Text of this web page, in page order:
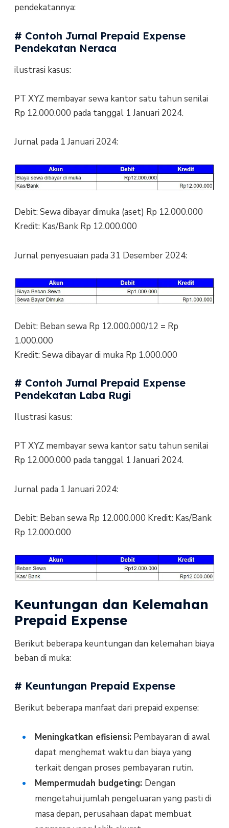
pendekatannya:
# Contoh Jurnal Prepaid Expense
Pendekatan Neraca
ilustrasi kasus:
PT XYZ membayar sewa kantor satu tahun senilai
Rp 12.000.000 pada tanggal 1 Januari 2024.
Jurnal pada 1 Januari 2024:
Debit: Sewa dibayar dimuka (aset) Rp 12.000.000
Kredit: Kas/Bank Rp 12.000.000
Jurnal penyesuaian pada 31 Desember 2024:
Debit: Beban sewa Rp 12.000.000/12 = Rp
1.000.000
Kredit: Sewa dibayar di muka Rp 1.000.000
# Contoh Jurnal Prepaid Expense
Pendekatan Laba Rugi
Ilustrasi kasus:
PT XYZ membayar sewa kantor satu tahun senilai
Rp 12.000.000 pada tanggal 1 Januari 2024.
Jurnal pada 1 Januari 2024:
Debit: Beban sewa Rp 12.000.000 Kredit: Kas/Bank
Rp 12.000.000
Keuntungan dan Kelemahan
Prepaid Expense
Berikut beberapa keuntungan dan kelemahan biaya
beban di muka:
# Keuntungan Prepaid Expense
Berikut beberapa manfaat dari prepaid expense:
Meningkatkan efisiensi:Pembayaran di awal
dapat menghemat waktu dan biaya yang
terkait dengan proses pembayaran rutin.
Mempermudah budgeting: Dengan
mengetahui jumlah pengeluaran yang pasti di
masa depan, perusahaan dapat membuat